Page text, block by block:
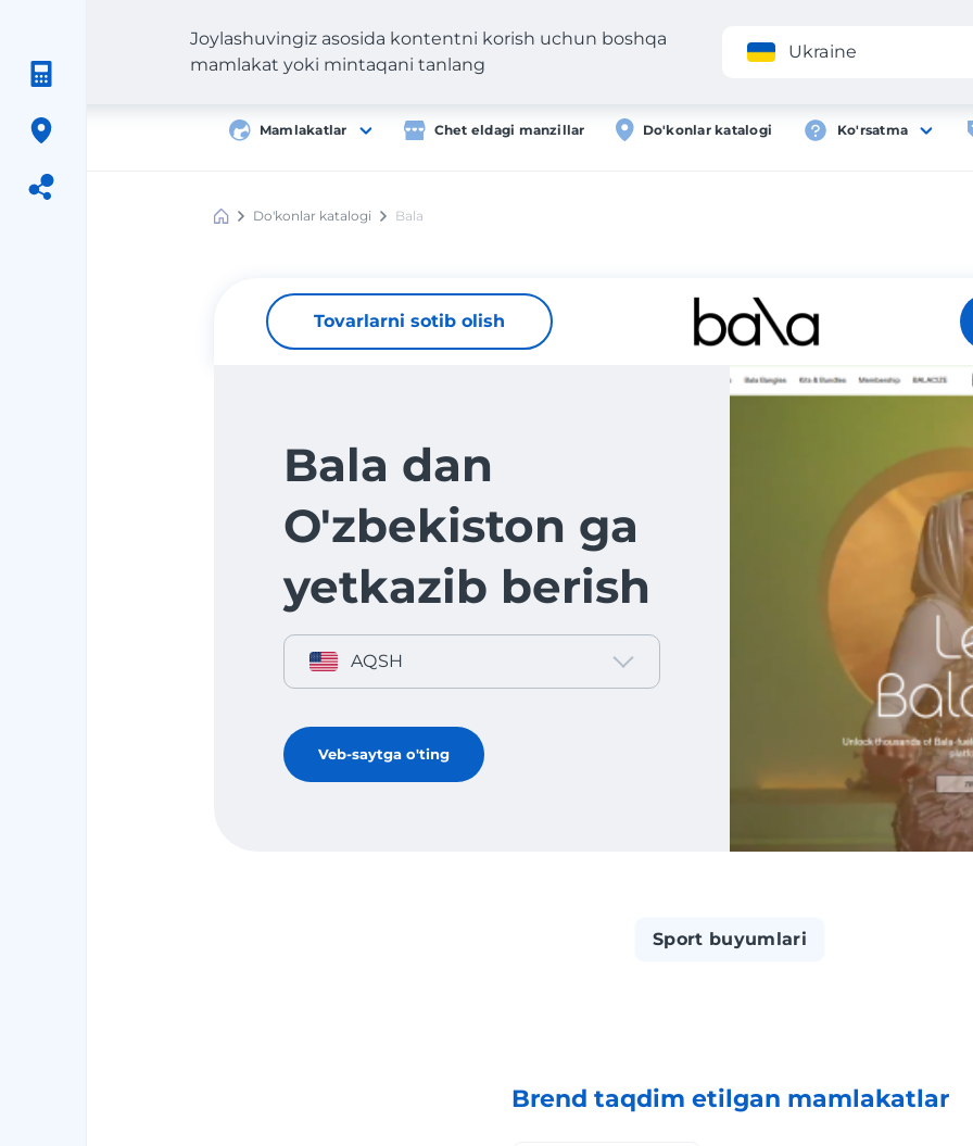
Ilova
Mamlakatlar Chet eldagi manzillar Do'konlar katalogi Ko'rsatma
Joylashuvingiz asosida kontentni korish uchun boshqa
mamlakat yoki mintaqani tanlang
Ukraine
Meest
Do'konlar katalogi Bala
Tovarlarni sotib olish
Bala dan
O'zbekiston ga
yetkazib berish
AQSH
Veb-saytga o'ting
Sport buyumlari
Brend taqdim etilgan mamlakatlar